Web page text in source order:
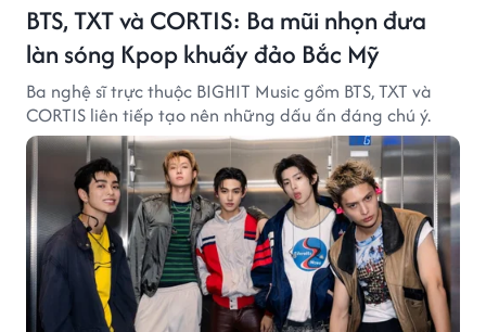
BTS, TXT và CORTIS: Ba mũi nhọn đưa
làn sóng Kpop khuấy đảo Bắc Mỹ
Ba nghệ sĩ trực thuộc BIGHIT Music gồm BTS, TXT và
CORTIS liên tiếp tạo nên những dấu ấn đáng chú ý.